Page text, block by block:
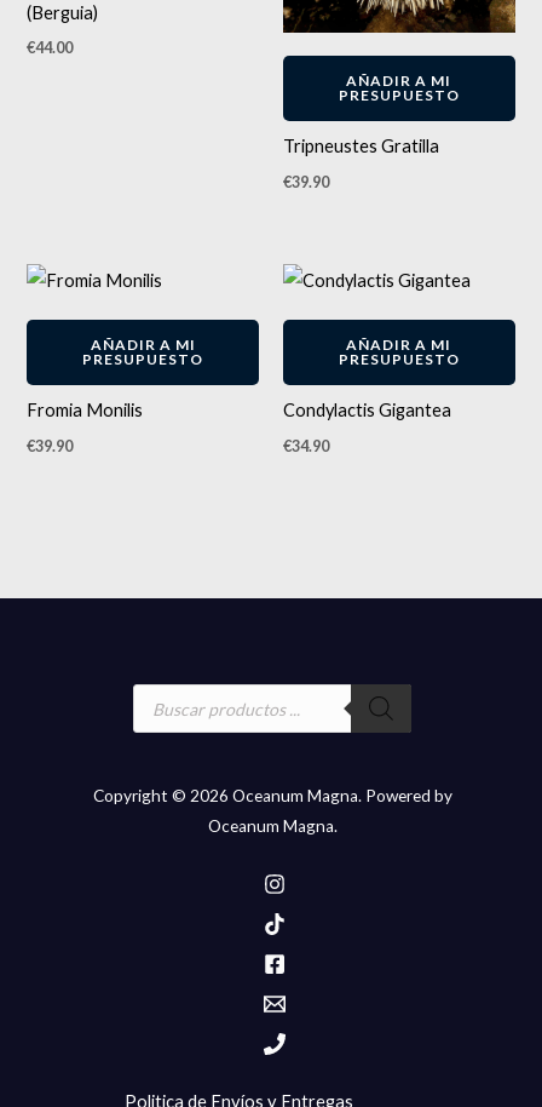
(Berguia)
€44.00
AÑADIR A MI
PRESUPUESTO
Tripneustes Gratilla
€39.90
AÑADIR A MI
PRESUPUESTO
Fromia Monilis
€39.90
AÑADIR A MI
PRESUPUESTO
Condylactis Gigantea
€34.90
Búsqueda
productos
Copyright © 2026 Oceanum Magna. Powered by
Oceanum Magna.
Politica de Envíos y Entregas